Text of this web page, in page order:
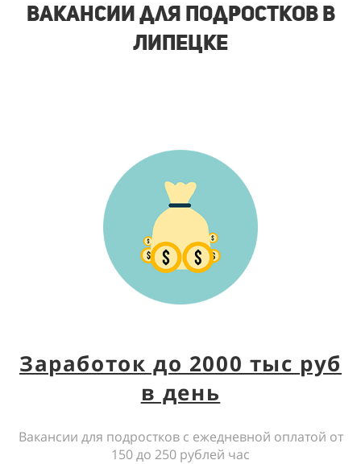
Вакансии для подростков в
Липецке
Заработок до 2000 тыс руб
в день
Вакансии для подростков с ежедневной оплатой от
150 до 250 рублей час